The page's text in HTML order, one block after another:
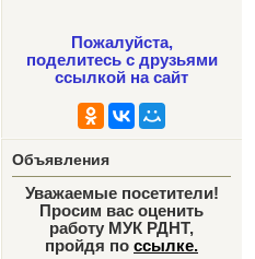
Пожалуйста,
поделитесь с друзьями
ссылкой на сайт
Объявления
Уважаемые посетители!
Просим вас оценить
работу МУК РДНТ,
пройдя по ссылке.